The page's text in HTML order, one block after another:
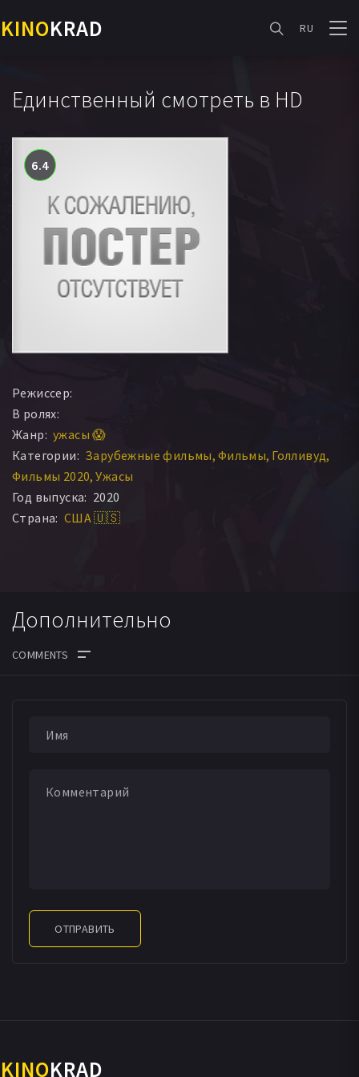
KINOKRAD RU
Единственный смотреть в HD
6.4
Режиссер:
В ролях:
Жанр: ужасы 😱
Категории: Зарубежные фильмы Фильмы Голливуд
Фильмы 2020 Ужасы
Год выпуска: 2020
Страна: США 🇺🇸
Дополнительно
ОТПРАВИТЬ
KINOKRAD